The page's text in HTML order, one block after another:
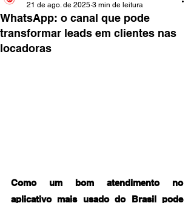
WhatsApp: o canal que pode
transformar leads em clientes nas
locadoras
21 de ago. de 2025 3 min de leitura
Como um bom atendimento no
aplicativo mais usado do Brasil pode